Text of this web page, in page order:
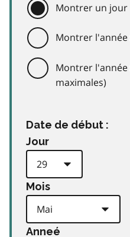
Montrer un jour
Montrer l'année
Montrer l'année
maximales)
Date de début :
Jour
Mois
Anneé